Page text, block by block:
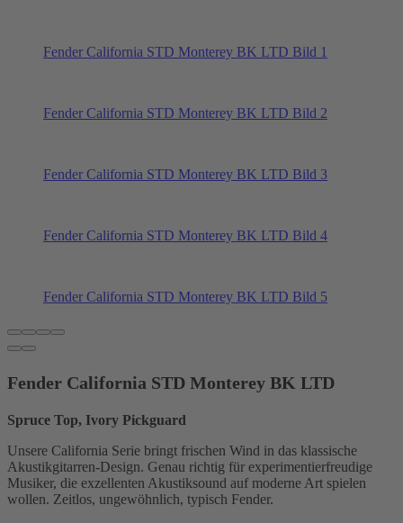
Fender California STD Monterey BK LTD Bild 1
Fender California STD Monterey BK LTD Bild 2
Fender California STD Monterey BK LTD Bild 3
Fender California STD Monterey BK LTD Bild 4
Fender California STD Monterey BK LTD Bild 5
Fender California STD Monterey BK LTD
Spruce Top, Ivory Pickguard
Unsere California Serie bringt frischen Wind in das klassische
Akustikgitarren-Design. Genau richtig für experimentierfreudige
Musiker, die exzellenten Akustiksound auf moderne Art spielen
wollen. Zeitlos, ungewöhnlich, typisch Fender.